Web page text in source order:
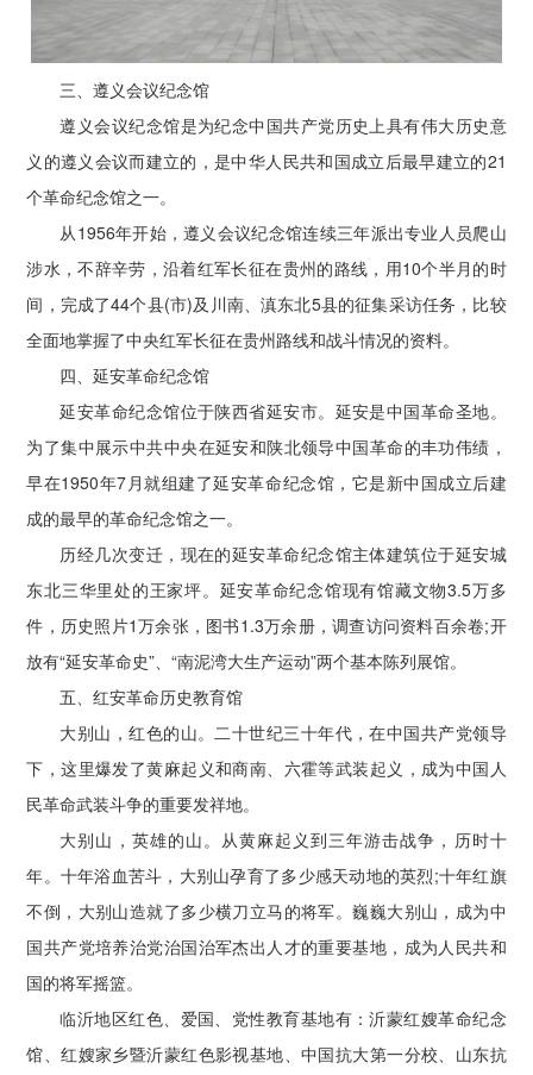
三、遵义会议纪念馆
遵义会议纪念馆是为纪念中国共产党历史上具有伟大历史意
义的遵义会议而建立的，是中华人民共和国成立后最早建立的21
个革命纪念馆之一。
从1956年开始，遵义会议纪念馆连续三年派出专业人员爬山
涉水，不辞辛劳，沿着红军长征在贵州的路线，用10个半月的时
间，完成了44个县(市)及川南、滇东北5县的征集采访任务，比较
全面地掌握了中央红军长征在贵州路线和战斗情况的资料。
四、延安革命纪念馆
延安革命纪念馆位于陕西省延安市。延安是中国革命圣地。
为了集中展示中共中央在延安和陕北领导中国革命的丰功伟绩，
早在1950年7月就组建了延安革命纪念馆，它是新中国成立后建
成的最早的革命纪念馆之一。
历经几次变迁，现在的延安革命纪念馆主体建筑位于延安城
东北三华里处的王家坪。延安革命纪念馆现有馆藏文物3.5万多
件，历史照片1万余张，图书1.3万余册，调查访问资料百余卷;开
放有“延安革命史”、“南泥湾大生产运动”两个基本陈列展馆。
五、红安革命历史教育馆
大别山，红色的山。二十世纪三十年代，在中国共产党领导
下，这里爆发了黄麻起义和商南、六霍等武装起义，成为中国人
民革命武装斗争的重要发祥地。
大别山，英雄的山。从黄麻起义到三年游击战争，历时十
年。十年浴血苦斗，大别山孕育了多少感天动地的英烈;十年红旗
不倒，大别山造就了多少横刀立马的将军。巍巍大别山，成为中
国共产党培养治党治国治军杰出人才的重要基地，成为人民共和
国的将军摇篮。
临沂地区红色、爱国、党性教育基地有：沂蒙红嫂革命纪念
馆、红嫂家乡暨沂蒙红色影视基地、中国抗大第一分校、山东抗